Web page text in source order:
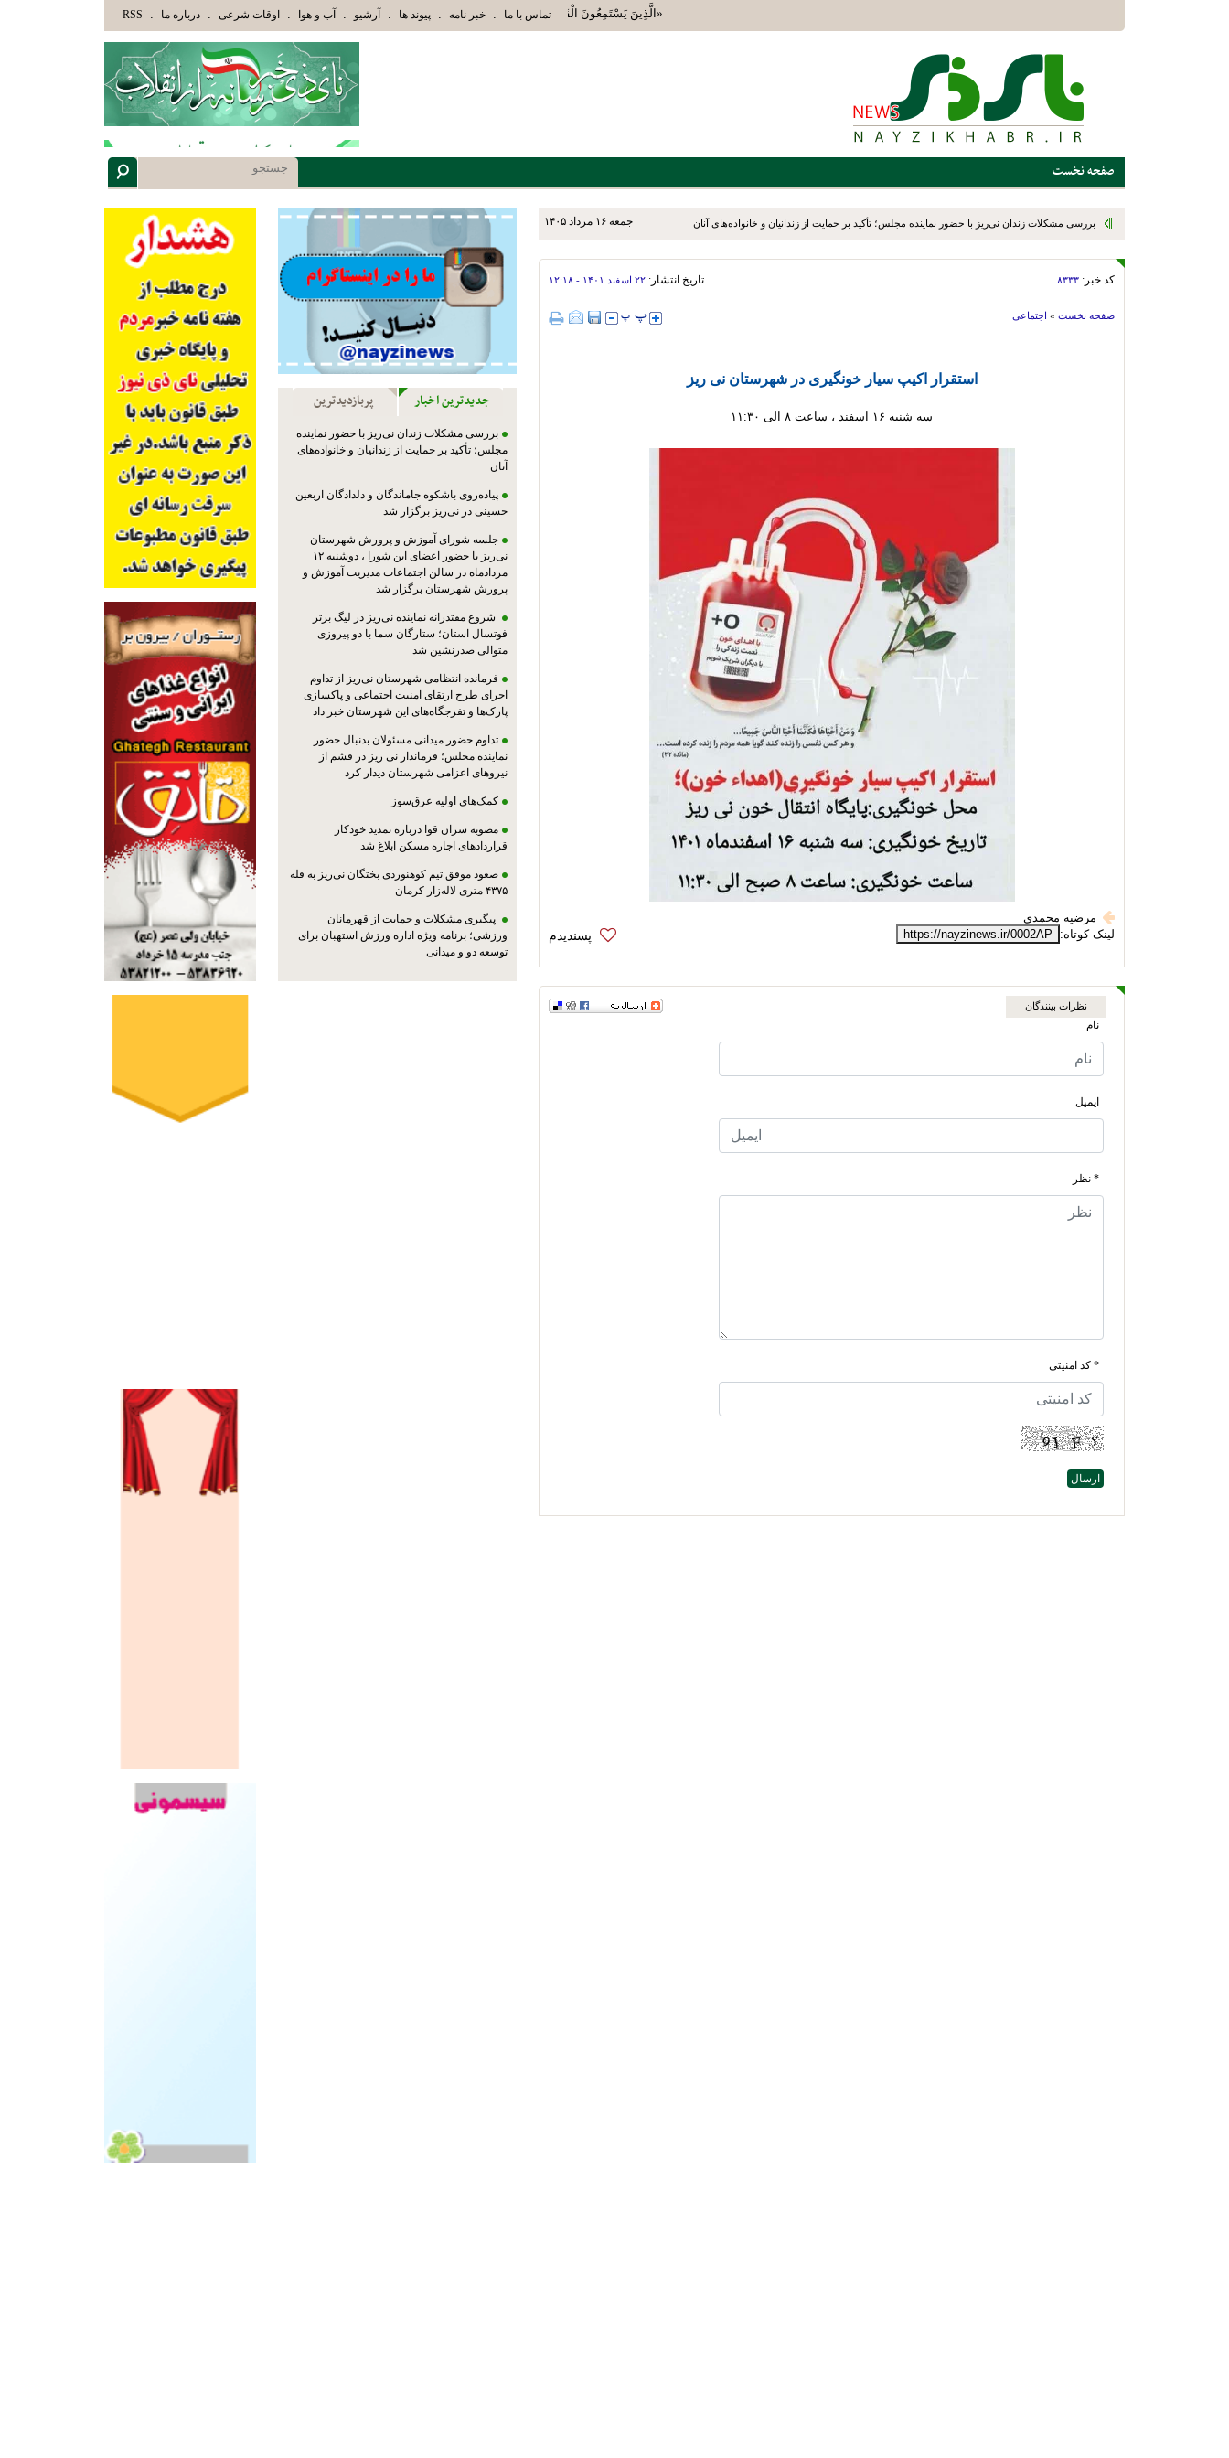
«الَّذِينَ يَسْتَمِعُونَ الْقَوْلَ فَيَتَّبِعُونَ أَحْسَنَهُ أُوْلَئِكَ الَّذِينَ هَدَاهُمُ اللَّهُ وَأُوْلَئِكَ هُمْ أُوْلُوا الْأَلْبَابِ» عاقلان هدایت یافته،حرفها را میشنوند و سپس
تماس با ما . خبر نامه . پیوند ها . آرشیو . آب و هوا . اوقات شرعی . درباره ما .
RSS
صفحه نخست
جمعه ۱۶ مرداد ۱۴۰۵ بررسی مشکلات زندان نی‌ریز با حضور نماینده مجلس؛ تأکید بر حمایت از زندانیان و خانواده‌های آنان
کد خبر: ۸۳۳۳ تاریخ انتشار: ۲۲ اسفند ۱۴۰۱ - ۱۲:۱۸
صفحه نخست » اجتماعی
استقرار اکیپ سیار خونگیری در شهرستان نی ریز
سه شنبه ۱۶ اسفند ، ساعت ۸ الی ۱۱:۳۰
مرضیه محمدی
لینک کوتاه:
https://nayzinews.ir/0002AP
نظرات بینندگان
نام
ایمیل
* نظر
* کد امنیتی
جدیدترین اخبار پربازدیدترین
بررسی مشکلات زندان نی‌ریز با حضور نماینده
مجلس؛ تأکید بر حمایت از زندانیان و خانواده‌های
آنان
پیاده‌روی باشکوه جاماندگان و دلدادگان اربعین
حسینی در نی‌ریز برگزار شد
جلسه شورای آموزش و پرورش شهرستان
نی‌ریز با حضور اعضای این شورا ، دوشنبه ۱۲
مردادماه در سالن اجتماعات مدیریت آموزش و
پرورش شهرستان برگزار شد
شروع مقتدرانه نماینده نی‌ریز در لیگ برتر
فوتسال استان؛ ستارگان سما با دو پیروزی
متوالی صدرنشین شد
فرمانده انتظامی شهرستان نی‌ریز از تداوم
اجرای طرح ارتقای امنیت اجتماعی و پاکسازی
پارک‌ها و تفرجگاه‌های این شهرستان خبر داد
تداوم حضور میدانی مسئولان بدنبال حضور
نماینده مجلس؛ فرماندار نی ریز در قشم از
نیروهای اعزامی شهرستان دیدار کرد
کمک‌های اولیه عرق‌سوز
مصوبه سران قوا درباره تمدید خودکار
قراردادهای اجاره مسکن ابلاغ شد
صعود موفق تیم کوهنوردی بختگان نی‌ریز به قله
۴۳۷۵ متری لاله‌زار کرمان
پیگیری مشکلات و حمایت از قهرمانان
ورزشی؛ برنامه ویژه اداره ورزش استهبان برای
توسعه دو و میدانی